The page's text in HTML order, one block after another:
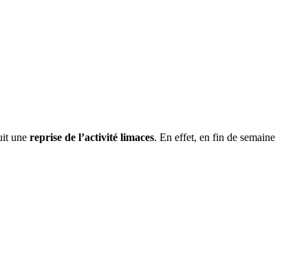
une reprise de l’activité limaces. En effet, en fin de semaine